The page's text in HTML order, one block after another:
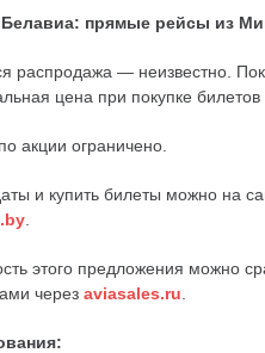
прямые рейсы из
распродажа — неизвестно.
цена при покупке билетов
акции ограничено.
и купить билеты можно на
этого предложения можно
через aviasales.ru